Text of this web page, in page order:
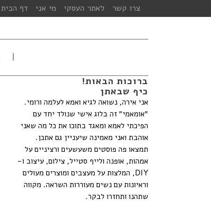
דף הבית מי אני לאתר העסקי צרו קשר
ברוכות הבאות!
כיף שבאתן
אני אירה, נשואה לגיא ואמא לעלמה ורומי.
״אומאמי״ זה בלוג אישי שנולד יחד עם
הפיכתי לאמא ומאגד בתוכו את כל מה שאני
אוהבת ואני מאמינה שיעניין גם אתכן.
תמצאו פה פוסטים משעשעים ורציניים על
אמהות, אופנה ולייף סטייל, צילום, עיצוב ו-
DIY, המלצות על מעצבים ומוצרים מעולים
וראיונות עם נשים מעוררות השראה. מקווה
שתהנו ותחזרו לבקר.